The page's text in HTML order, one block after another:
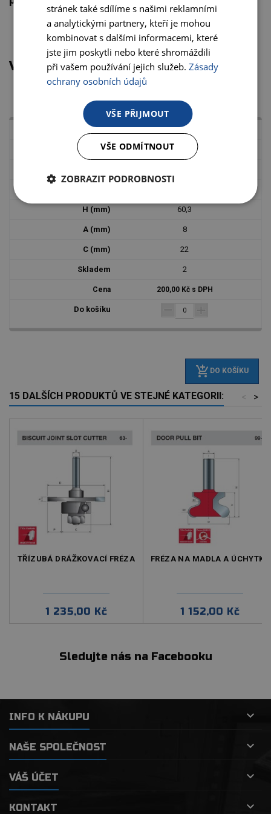
VARIANTY PRODUKTU
60-12008P
60,3
8
22
2
200,00 Kč s DPH
add_shopping_cart DO KOŠÍKU
15 DALŠÍCH PRODUKTŮ VE STEJNÉ KATEGORII: >
<
TŘÍZUBÁ DRÁŽKOVACÍ FRÉZA
Cena
1 235,00 Kč
FRÉZA NA MADLA A ÚCHYTKY
Cena
1 152,00 Kč
Sledujte nás na Facebooku
INFO K NÁKUPU 
NAŠE SPOLEČNOST 
VÁŠ ÚČET 
KONTAKT 
stránek také sdílíme s našimi reklamními
a analytickými partnery, kteří je mohou
kombinovat s dalšími informacemi, které
jste jim poskytli nebo které shromáždili
při vašem používání jejich služeb.Zásady
ochrany osobních údajů
VŠE PŘIJMOUT
VŠE ODMÍTNOUT
ZOBRAZIT PODROBNOSTI